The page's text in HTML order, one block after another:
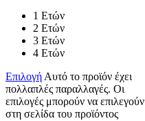
1 Ετών
2 Ετών
3 Ετών
4 Ετών
ΕπιλογήΑυτό το προϊόν έχει
πολλαπλές παραλλαγές. Οι
επιλογές μπορούν να επιλεγούν
στη σελίδα του προϊόντος